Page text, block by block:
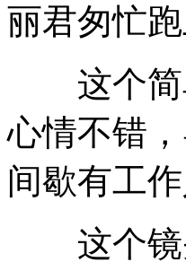
丽君匆忙跑
这个简单
心情不错
间歇有工
这个镜